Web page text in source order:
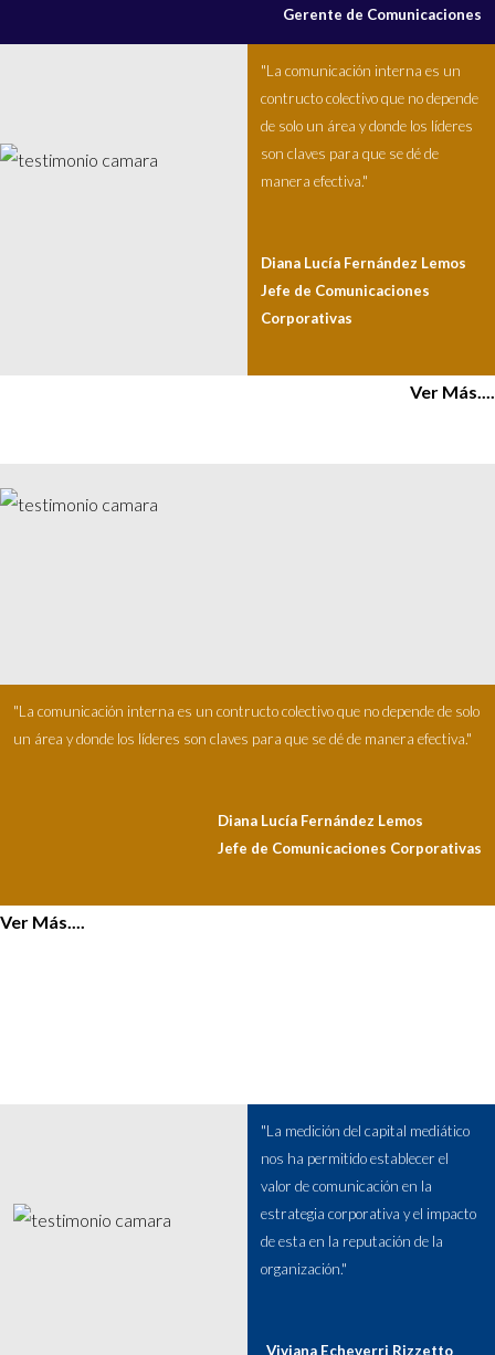
Gerente de Comunicaciones
"La comunicación interna es un
contructo colectivo que no depende
de solo un área y donde los líderes
son claves para que se dé de
manera efectiva."
Diana Lucía Fernández Lemos
Jefe de Comunicaciones
Corporativas
Ver Más....
"La comunicación interna es un contructo colectivo que no depende de solo
un área y donde los líderes son claves para que se dé de manera efectiva."
Diana Lucía Fernández Lemos
Jefe de Comunicaciones Corporativas
Ver Más....
"La medición del capital mediático
nos ha permitido establecer el
valor de comunicación en la
estrategia corporativa y el impacto
de esta en la reputación de la
organización."
Viviana Echeverri Rizzetto